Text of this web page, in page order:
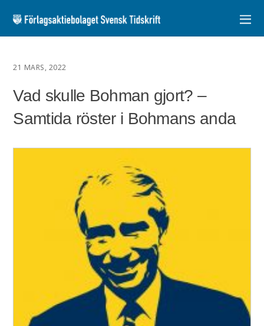
21 MARS, 2022
Vad skulle Bohman gjort? –
Samtida röster i Bohmans anda